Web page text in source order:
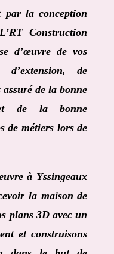
par la conception
Construction
d’œuvre de vos
de
de la bonne
de la bonne
de métiers lors de
à Yssingeaux
la maison de
plans 3D avec un
et construisons